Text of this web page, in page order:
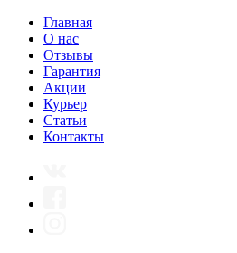
Главная
О нас
Отзывы
Гарантия
Акции
Курьер
Статьи
Контакты